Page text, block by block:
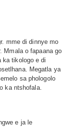
mme di dinnye mo
Mmala o fapaana go
ka tikologo e di
Megatla ya
sa phologolo
ka ntshofala.
e ja le